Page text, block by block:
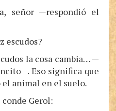
señor —respondió el
escudos?
la cosa cambia… —
Eso significa que
animal en el suelo.
Gerol: